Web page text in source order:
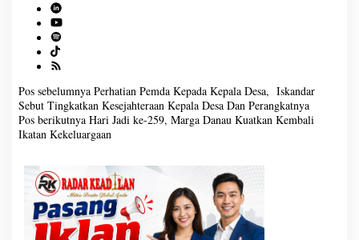
a
v
i
g
a
s
p
Perhatian Pemda Kepada Kepala
Desa, Iskandar Sebut
Tingkatkan Kesejahteraan
Kepala Desa Dan Perangkatnya
Hari Jadi ke-259, Marga Danau
Kuatkan Kembali Ikatan
Kekeluargaan